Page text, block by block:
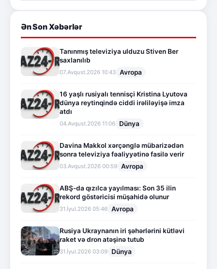
Ən Son Xəbərlər
Tanınmış televiziya ulduzu Stiven Ber
saxlanılıb
07.Avqust.2026 10:43 Avropa
16 yaşlı rusiyalı tennisçi Kristina Lyutova
dünya reytinqində ciddi irəliləyişə imza
atdı
04.Avqust.2026 11:06 Dünya
Davina Makkol xərçənglə mübarizədən
sonra televiziya fəaliyyətinə fasilə verir
03.Avqust.2026 00:59 Avropa
ABŞ-da qızılca yayılması: Son 35 ilin
rekord göstəricisi müşahidə olunur
31.İyul.2026 05:46 Avropa
Rusiya Ukraynanın iri şəhərlərini kütləvi
raket və dron atəşinə tutub
31.İyul.2026 03:09 Dünya